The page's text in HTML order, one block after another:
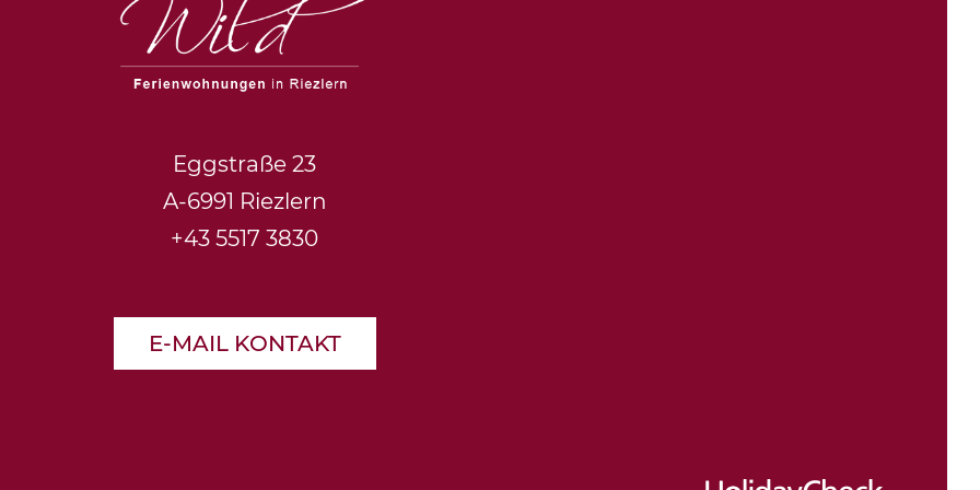
Eggstraße 23
A-6991 Riezlern
+43 5517 3830
E-MAIL KONTAKT